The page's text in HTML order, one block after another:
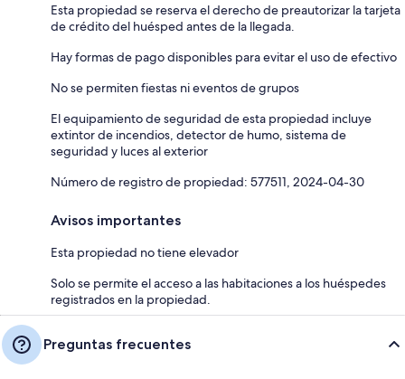
Esta propiedad se reserva el derecho de preautorizar la tarjeta
de crédito del huésped antes de la llegada.
Hay formas de pago disponibles para evitar el uso de efectivo
No se permiten fiestas ni eventos de grupos
El equipamiento de seguridad de esta propiedad incluye
extintor de incendios, detector de humo, sistema de
seguridad y luces al exterior
Número de registro de propiedad: 577511, 2024-04-30
Avisos importantes
Esta propiedad no tiene elevador
Solo se permite el acceso a las habitaciones a los huéspedes
registrados en la propiedad.
Preguntas frecuentes